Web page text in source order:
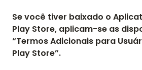
Se você tiver baixado o
Play Store, aplicam-se as
“Termos Adicionais para
Play Store”.